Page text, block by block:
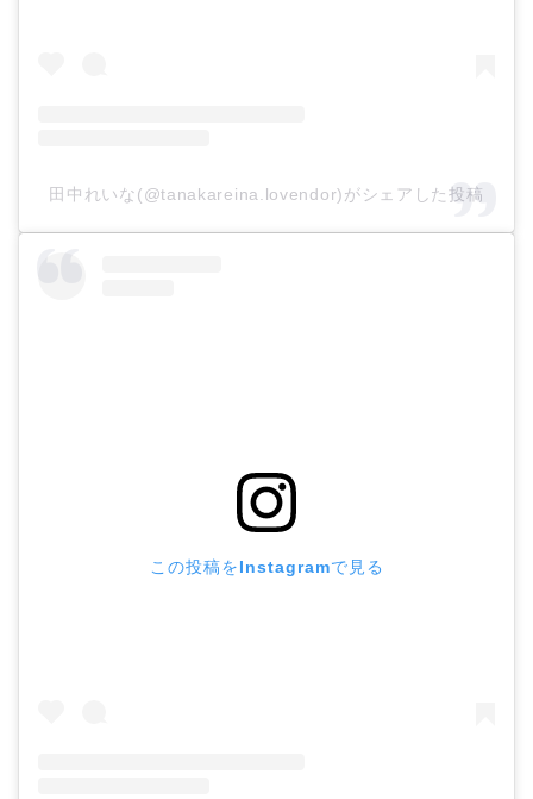
田中れいな(@tanakareina.lovendor)がシェアした投稿
この投稿をInstagramで見る